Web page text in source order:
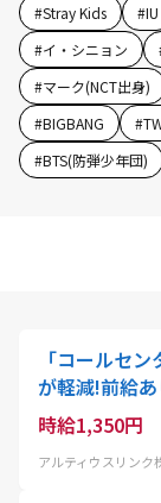
#Stray Kids #IU
#イ・シニョン
#マーク(NCT出身)
#BIGBANG #
#BTS(防弾少年団)
「コールセ
が軽減!前給
の方必見/扶養
時給1,350円
アルティウスリンク